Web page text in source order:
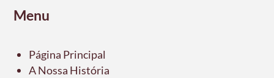
Menu
Página Principal
A Nossa História